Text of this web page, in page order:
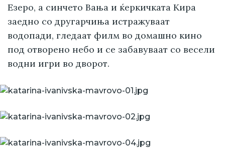
Езеро, а синчето Вања и ќеркичката Кира
заедно со другарчиња истражуваат
водопади, гледаат филм во домашно кино
под отворено небо и се забавуваат со весели
водни игри во дворот.